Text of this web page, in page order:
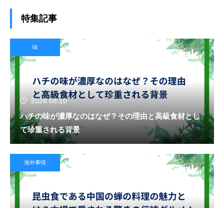
特集記事
味
2026.08.10
ハチの味が濃厚なのはなぜ？その理由と高級食材とし
て珍重される背景
海外事情